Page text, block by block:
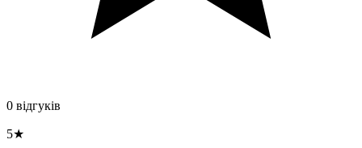
0 відгуків
5★